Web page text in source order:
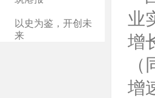
以史为鉴，开创未
来
业
增
增